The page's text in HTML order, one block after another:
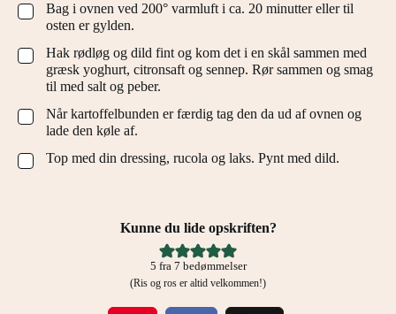
▢
Bag i ovnen ved 200° varmluft i ca. 20 minutter eller til
osten er gylden.
▢
Hak rødløg og dild fint og kom det i en skål sammen med
græsk yoghurt, citronsaft og sennep. Rør sammen og smag
til med salt og peber.
▢
Når kartoffelbunden er færdig tag den da ud af ovnen og
lade den køle af.
▢
Top med din dressing, rucola og laks. Pynt med dild.
Kunne du lide opskriften?
5 fra 7 bedømmelser
(Ris og ros er altid velkommen!)